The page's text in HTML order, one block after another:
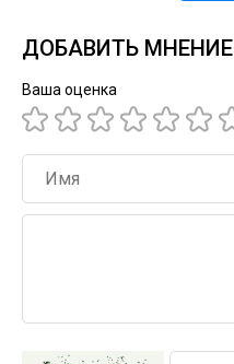
ДОБАВИТЬ МНЕНИЕ
Ваша оценка